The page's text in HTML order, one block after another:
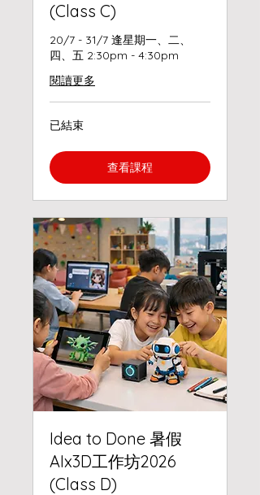
(Class C)
20/7 - 31/7 逢星期一、二、
四、五 2:30pm - 4:30pm
閱讀更多
已結束
查看課程
Idea to Done 暑假
AIx3D工作坊2026
(Class D)